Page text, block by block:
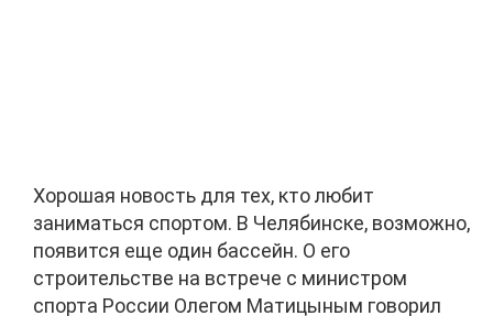
Хорошая новость для тех, кто любит
заниматься спортом. В Челябинске, возможно,
появится еще один бассейн. О его
строительстве на встрече с министром
спорта России Олегом Матицыным говорил